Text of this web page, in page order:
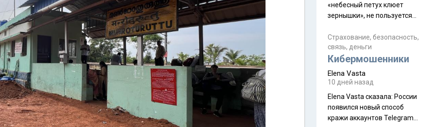
«небесный петух клюет
зернышки», не пользуется
заслужено, и чтобы попасть
на начало тропы показали
водителю карту, иначе
Пошли туда, потому что я
отзывов. По мне – сплошная
физуха, долгий спуск, потом
подъем по этому же пути.
Страхование, безопасность,
связь, деньги
Кибермошенники
Elena Vasta
10 дней назад
Elena Vasta сказалa: России
появился новый способ
кражи аккаунтов Telegram